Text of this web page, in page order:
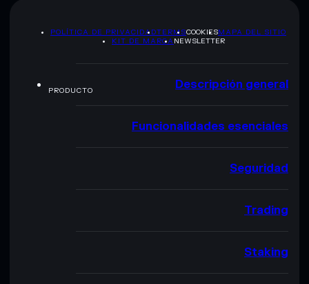
POLÍTICA DE PRIVACIDADTERMSCOOKIESMAPA DEL SITIO
KIT DE MARCA NEWSLETTER
PRODUCTO Descripción general
Funcionalidades esenciales
Seguridad
Trading
Staking